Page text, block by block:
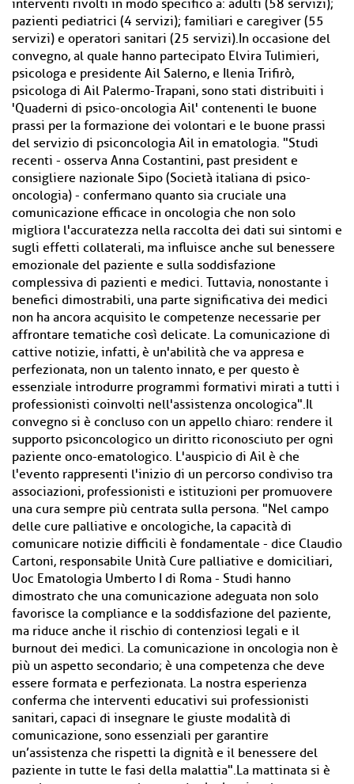
interventi rivolti in modo specifico a: adulti (58 servizi);
pazienti pediatrici (4 servizi); familiari e caregiver (55
servizi) e operatori sanitari (25 servizi).In occasione del
convegno, al quale hanno partecipato Elvira Tulimieri,
psicologa e presidente Ail Salerno, e Ilenia Trifirò,
psicologa di Ail Palermo-Trapani, sono stati distribuiti i
'Quaderni di psico-oncologia Ail' contenenti le buone
prassi per la formazione dei volontari e le buone prassi
del servizio di psiconcologia Ail in ematologia. "Studi
recenti - osserva Anna Costantini, past president e
consigliere nazionale Sipo (Società italiana di psico-
oncologia) - confermano quanto sia cruciale una
comunicazione efficace in oncologia che non solo
migliora l'accuratezza nella raccolta dei dati sui sintomi e
sugli effetti collaterali, ma influisce anche sul benessere
emozionale del paziente e sulla soddisfazione
complessiva di pazienti e medici. Tuttavia, nonostante i
benefici dimostrabili, una parte significativa dei medici
non ha ancora acquisito le competenze necessarie per
affrontare tematiche così delicate. La comunicazione di
cattive notizie, infatti, è un'abilità che va appresa e
perfezionata, non un talento innato, e per questo è
essenziale introdurre programmi formativi mirati a tutti i
professionisti coinvolti nell'assistenza oncologica".Il
convegno si è concluso con un appello chiaro: rendere il
supporto psiconcologico un diritto riconosciuto per ogni
paziente onco-ematologico. L'auspicio di Ail è che
l'evento rappresenti l'inizio di un percorso condiviso tra
associazioni, professionisti e istituzioni per promuovere
una cura sempre più centrata sulla persona. "Nel campo
delle cure palliative e oncologiche, la capacità di
comunicare notizie difficili è fondamentale - dice Claudio
Cartoni, responsabile Unità Cure palliative e domiciliari,
Uoc Ematologia Umberto I di Roma - Studi hanno
dimostrato che una comunicazione adeguata non solo
favorisce la compliance e la soddisfazione del paziente,
ma riduce anche il rischio di contenziosi legali e il
burnout dei medici. La comunicazione in oncologia non è
più un aspetto secondario; è una competenza che deve
essere formata e perfezionata. La nostra esperienza
conferma che interventi educativi sui professionisti
sanitari, capaci di insegnare le giuste modalità di
comunicazione, sono essenziali per garantire
un’assistenza che rispetti la dignità e il benessere del
paziente in tutte le fasi della malattia".La mattinata si è